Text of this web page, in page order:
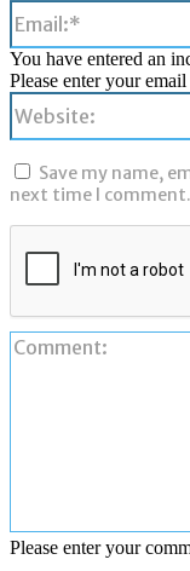
Please enter your
You have entered an
Please enter your email
Save my name,
next time I comment.